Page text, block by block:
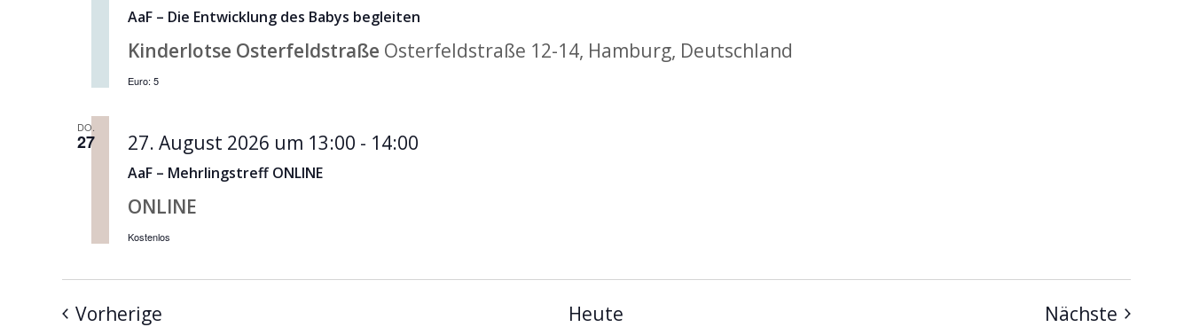
AaF – Die Entwicklung des Babys begleiten
Kinderlotse Osterfeldstraße Osterfeldstraße 12-14, Hamburg, Deutschland
Euro: 5
DO.
27
AaF – Mehrlingstreff ONLINE
27. August 2026 um 13:00 - 14:00
ONLINE
Kostenlos
VorherigeVeranstaltungen Heute Nächste